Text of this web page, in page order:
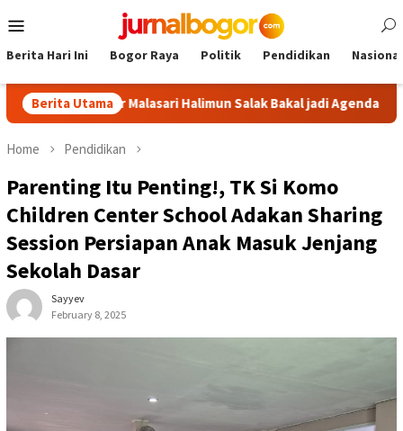
to
Menu
Berita Hari Ini Bogor Raya Politik Pendidikan Nasional
Berita Utama
Tour Malasari Halimun Salak Bakal jadi Agenda Tahunan
Home Pendidikan
Parenting Itu Penting!, TK Si Komo
Children Center School Adakan Sharing
Session Persiapan Anak Masuk Jenjang
Sekolah Dasar
Sayyev
February 8, 2025